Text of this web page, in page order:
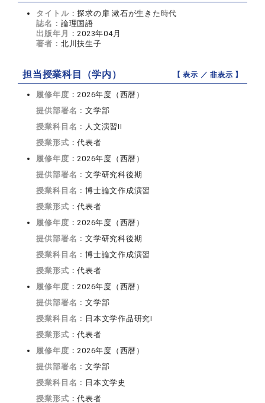
タイトル：探求の扉 漱石が生きた時代
誌名： 論理国語
出版年月：2023年04月
著者： 北川扶生子
担当授業科目（学内） 【 表示 ／非表示 】
履修年度：2026年度（西暦）
提供部署名：文学部
授業科目名： 人文演習II
授業形式：代表者
履修年度：2026年度（西暦）
提供部署名：文学研究科後期
授業科目名：博士論文作成演習
授業形式：代表者
履修年度：2026年度（西暦）
提供部署名：文学研究科後期
授業科目名：博士論文作成演習
授業形式：代表者
履修年度：2026年度（西暦）
提供部署名：文学部
授業科目名： 日本文学作品研究I
授業形式：代表者
履修年度：2026年度（西暦）
提供部署名：文学部
授業科目名： 日本文学史
授業形式：代表者